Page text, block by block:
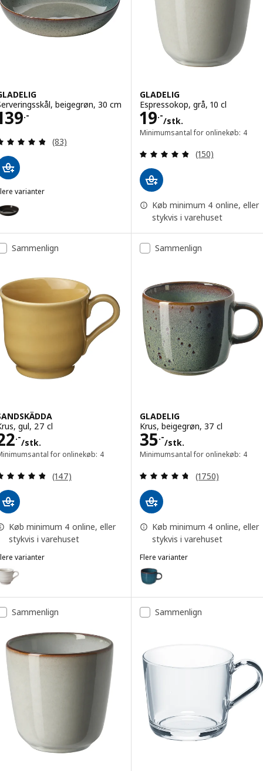
beigegrøn, 30 cm
.-139.-
Anmeld: 4.8 ud af 5 Stjerner. Anmeldelser i alt:
(83)
varianter
GLADELIG, Serveringsskål, mørkegrå, 30 cm
GLADELIG
Espressokop, grå, 10 cl
19.-
/stk.
Pris 19.-/stk.
Minimumsantal for onlinekøb: 4
Anmeld: 4.8 ud
(150)
Køb minimum 4 online, eller
stykvis i varehuset
Sammenlign
gul, 27 cl
.-
/stk.
22.-/stk.
for onlinekøb: 4
Anmeld: 4.8 ud af 5 Stjerner. Anmeldelser i alt:
(147)
Køb minimum 4 online, eller
stykvis i varehuset
varianter
SANDSKÄDDA, Krus, lys gråbeige, 27 cl
Sammenlign
GLADELIG
Krus, beigegrøn, 37 cl
35.-
/stk.
Pris 35.-/stk.
Minimumsantal for onlinekøb: 4
Anmeld: 4.7 ud
(1750)
Køb minimum 4 online, eller
stykvis i varehuset
Flere varianter
GLADELIG
Mulighed: GLADELIG, Krus, blå,
Mulighed: GLADELIG, Krus, grå,
Mulighed: GLADELIG, Krus,
Sammenlign Sammenlign